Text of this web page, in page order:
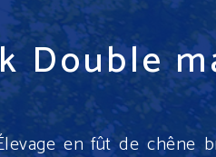
Double
levage en fût de chêne